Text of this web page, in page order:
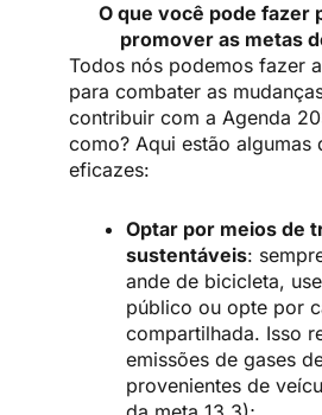
O que você pode fazer
promover as metas
Todos nós podemos fazer
para combater as
contribuir com a Agenda
como? Aqui estão algumas
eficazes:
Optar por meios de
sustentáveis:
ande de bicicleta,
público ou opte por
compartilhada. Isso
emissões de gases
provenientes de